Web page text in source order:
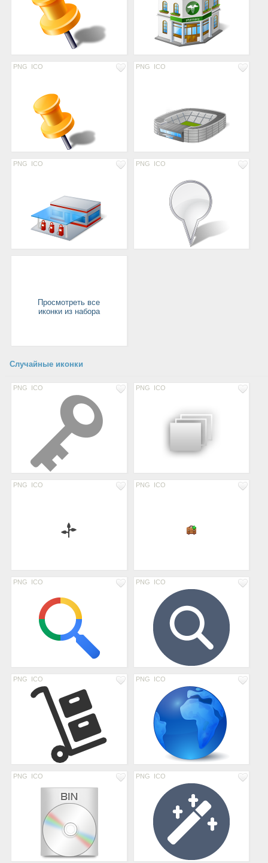
PNG ICO PNG ICO
PNG ICO PNG ICO
Просмотреть все
иконки из набора
Случайные иконки
PNG ICO PNG ICO
PNG ICO PNG ICO
PNG ICO PNG ICO
PNG ICO PNG ICO
PNG ICO PNG ICO